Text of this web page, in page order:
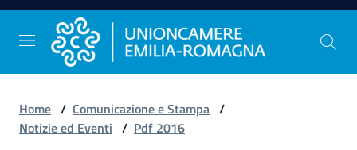
Vai al contenuto
Vai alla navigazione
Vai al footer
Comunicazione
Home / Comunicazione e Stampa /
Notizie ed Eventi / Pdf 2016